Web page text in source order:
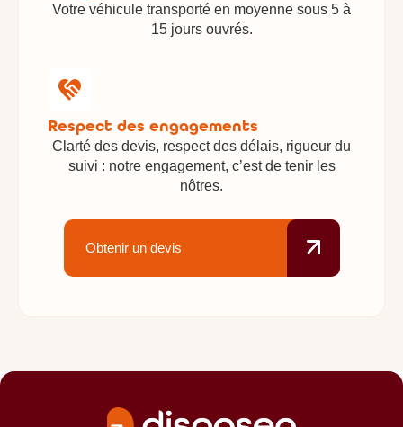
Votre véhicule transporté en moyenne sous 5 à
15 jours ouvrés.
Respect des engagements
Clarté des devis, respect des délais, rigueur du
suivi : notre engagement, c’est de tenir les
nôtres.
Obtenir un devis